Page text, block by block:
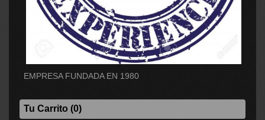
EMPRESA FUNDADA EN 1980
Tu Carrito (0)